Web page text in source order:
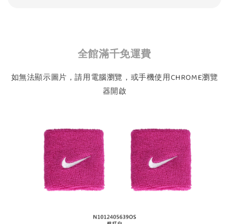
全館滿千免運費
如無法顯示圖片，請用電腦瀏覽，或手機使用CHROME瀏覽
器開啟